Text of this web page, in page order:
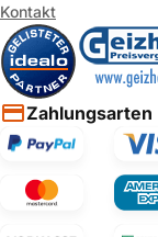
Kontakt
Zahlungsarten